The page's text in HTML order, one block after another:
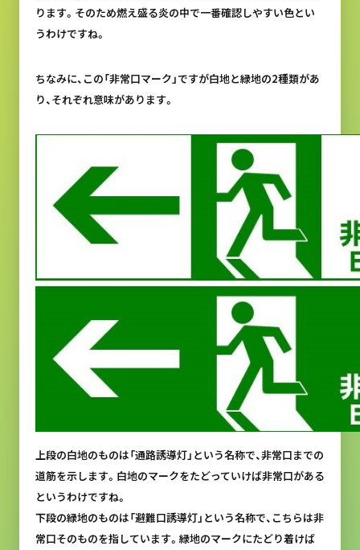
ります。そのため燃え盛る炎の中で一番確認しやすい色とい
うわけですね。
ちなみに、この「非常口マーク」ですが白地と緑地の2種類があ
り、それぞれ意味があります。
上段の白地のものは「通路誘導灯」という名称で、非常口までの
道筋を示します。白地のマークをたどっていけば非常口がある
というわけですね。
下段の緑地のものは「避難口誘導灯」という名称で、こちらは非
常口そのものを指しています。緑地のマークにたどり着けば